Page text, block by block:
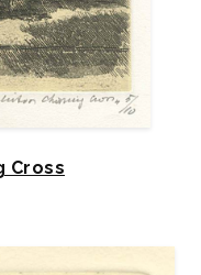
Cross